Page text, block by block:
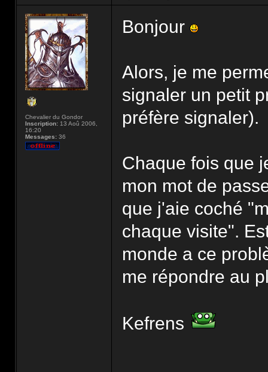
Chevalier du Gondor
Inscription: 13 Aoû 2006,
16:20
Messages: 36
Bonjour
Alors, je me
signaler un petit
préfère signaler).
Chaque fois que
mon mot de
que j'aie coché
chaque visite".
monde a ce
me répondre au
Kefrens